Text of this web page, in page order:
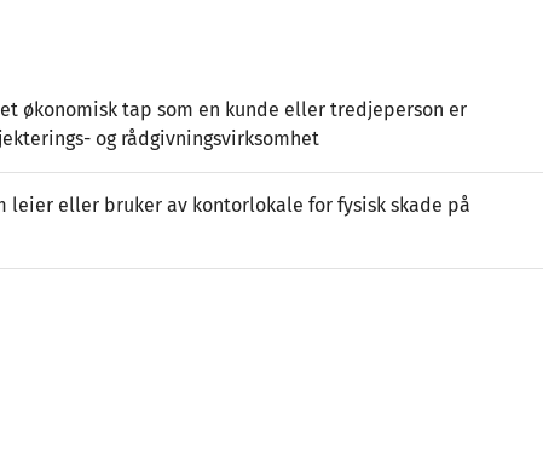
økonomisk tap som en kunde eller tredjeperson er
og rådgivningsvirksomhet
leier eller bruker av kontorlokale for fysisk skade på